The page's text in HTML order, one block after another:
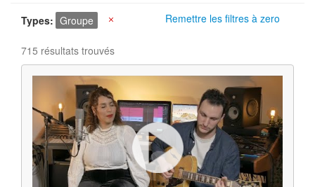
Remettre les filtres à zero
Types Groupe
715 résultats trouvés